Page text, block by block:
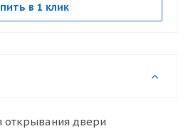
в 1 клик
открывания двери